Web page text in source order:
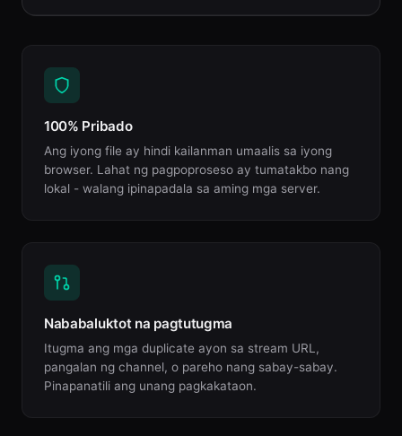
100% Pribado
Ang iyong file ay hindi kailanman umaalis sa iyong
browser. Lahat ng pagpoproseso ay tumatakbo nang
lokal - walang ipinapadala sa aming mga server.
Nababaluktot na pagtutugma
Itugma ang mga duplicate ayon sa stream URL,
pangalan ng channel, o pareho nang sabay-sabay.
Pinapanatili ang unang pagkakataon.